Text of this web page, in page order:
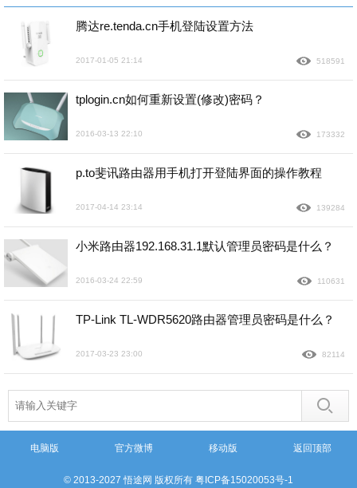
腾达re.tenda.cn手机登陆设置方法
2017-01-05 21:14 518591
tplogin.cn如何重新设置(修改)密码？
2016-03-13 22:10 173332
p.to斐讯路由器用手机打开登陆界面的操作教程
2017-04-14 23:14 139284
小米路由器192.168.31.1默认管理员密码是什么？
2016-03-24 22:59 110631
TP-Link TL-WDR5620路由器管理员密码是什么？
2017-03-23 23:00 82114
电脑版 官方微博 移动版 返回顶部
© 2013-2027 悟途网 版权所有 粤ICP备15020053号-1